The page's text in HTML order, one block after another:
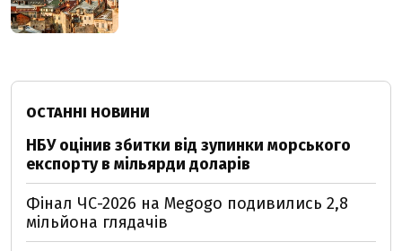
ОСТАННІ НОВИНИ
НБУ оцінив збитки від зупинки морського
експорту в мільярди доларів
Фінал ЧС-2026 на Megogo подивились 2,8
мільйона глядачів